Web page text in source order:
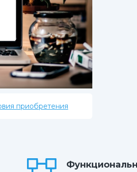
приобретения